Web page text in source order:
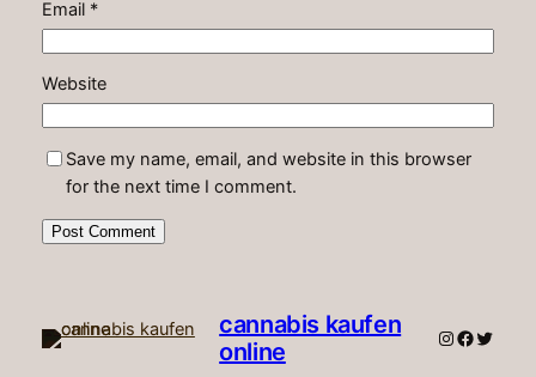
Email *
Website
Save my name, email, and website in this browser
for the next time I comment.
cannabis kaufen
online​
Instagram